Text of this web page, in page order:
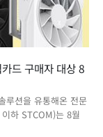
드 구매자 대상 8
루션을 유통해온 전문
하 STCOM)는 8월